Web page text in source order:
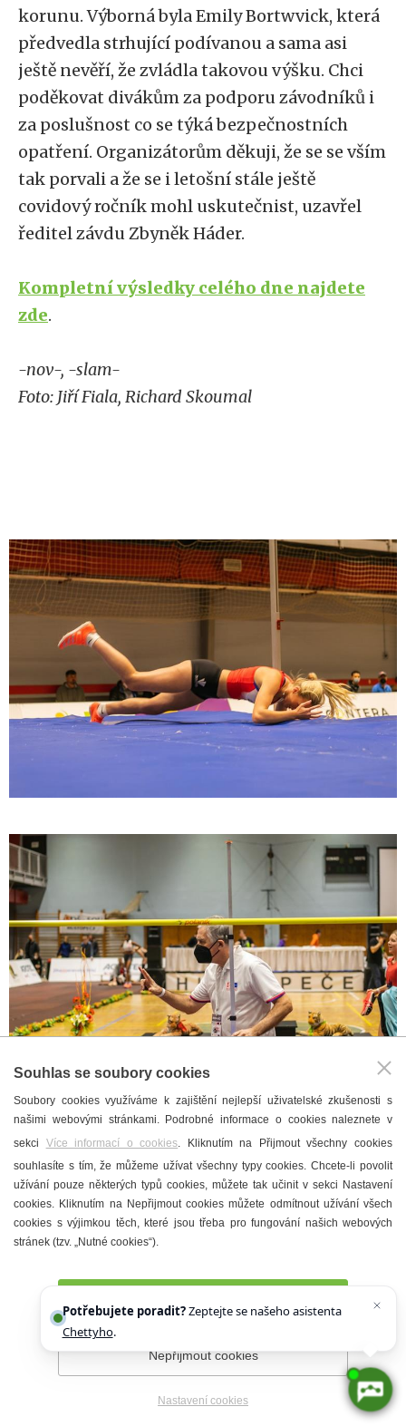
korunu. Výborná byla Emily Bortwvick, která
předvedla strhující podívanou a sama asi
ještě nevěří, že zvládla takovou výšku. Chci
poděkovat divákům za podporu závodníků i
za poslušnost co se týká bezpečnostních
opatření. Organizátorům děkuji, že se se vším
tak porvali a že se i letošní stále ještě
covidový ročník mohl uskutečnist, uzavřel
ředitel závdu Zbyněk Háder.
Kompletní výsledky celého dne najdete
zde.
-nov-, -slam-
Foto: Jiří Fiala, Richard Skoumal
Souhlas se soubory cookies
Soubory cookies využíváme k zajištění nejlepší uživatelské zkušenosti s
našimi webovými stránkami. Podrobné informace o cookies naleznete v
sekci Více informací o cookies. Kliknutím na Přijmout všechny cookies
souhlasíte s tím, že můžeme užívat všechny typy cookies. Chcete-li povolit
užívání pouze některých typů cookies, můžete tak učinit v sekci Nastavení
cookies. Kliknutím na Nepřijmout cookies můžete odmítnout užívání všech
cookies s výjimkou těch, které jsou třeba pro fungování našich webových
stránek (tzv. „Nutné cookies“).
Nepřijmout cookies
Nastavení cookies
Potřebujete poradit?Zeptejte se našeho asistenta
Chettyho.